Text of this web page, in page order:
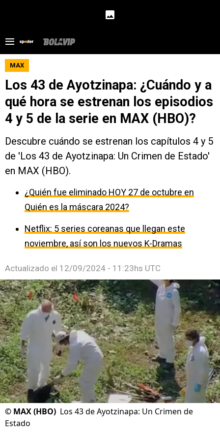
MAX
Los 43 de Ayotzinapa: ¿Cuándo y a
qué hora se estrenan los episodios
4 y 5 de la serie en MAX (HBO)?
Descubre cuándo se estrenan los capítulos 4 y 5
de 'Los 43 de Ayotzinapa: Un Crimen de Estado'
en MAX (HBO).
¿Quién fue eliminado HOY 27 de octubre en
Quién es la máscara 2024?
Netflix: 5 series coreanas que llegan este
noviembre, así son los nuevos K-Dramas
Actualizado el 12/09/2024 - 11:23hs UTC
© MAX (HBO) Los 43 de Ayotzinapa: Un Crimen de
Estado